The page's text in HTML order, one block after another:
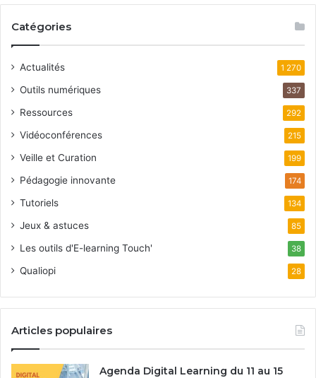
Catégories
Actualités 1 270
Outils numériques 337
Ressources 292
Vidéoconférences 215
Veille et Curation 199
Pédagogie innovante 174
Tutoriels 134
Jeux & astuces 85
Les outils d'E-learning Touch' 38
Qualiopi 28
Articles populaires
Agenda Digital Learning du 11 au 15